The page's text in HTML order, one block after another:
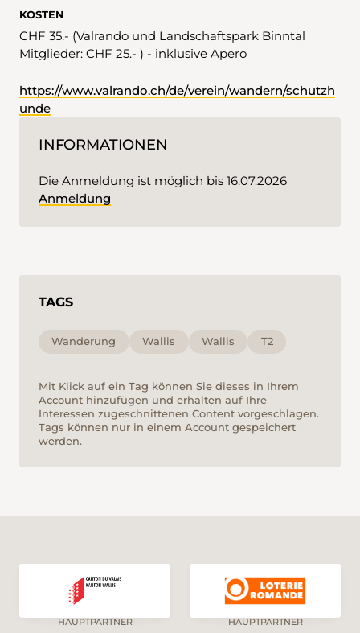
KOSTEN
CHF 35.- (Valrando und Landschaftspark Binntal
Mitglieder: CHF 25.- ) - inklusive Apero
https://www.valrando.ch/de/verein/wandern/schutzh
unde
INFORMATIONEN
Die Anmeldung ist möglich bis 16.07.2026
Anmeldung
TAGS
Wanderung Wallis Wallis T2
Mit Klick auf ein Tag können Sie dieses in Ihrem
Account hinzufügen und erhalten auf Ihre
Interessen zugeschnittenen Content vorgeschlagen.
Tags können nur in einem Account gespeichert
werden.
HAUPTPARTNER HAUPTPARTNER